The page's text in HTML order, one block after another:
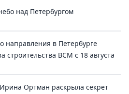
над Петербургом
направления в Петербурге
строительства ВСМ с 18 августа
Ортман раскрыла секрет